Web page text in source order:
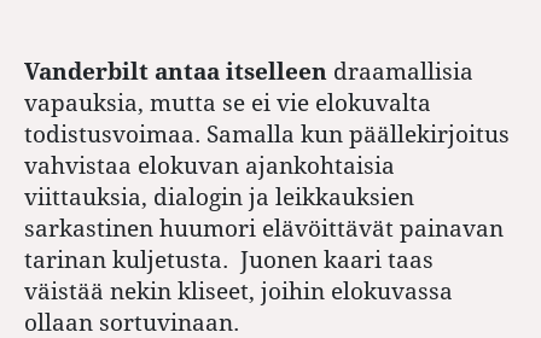
Vanderbilt antaa itselleen draamallisia
vapauksia, mutta se ei vie elokuvalta
todistusvoimaa. Samalla kun päällekirjoitus
vahvistaa elokuvan ajankohtaisia
viittauksia, dialogin ja leikkauksien
sarkastinen huumori elävöittävät painavan
tarinan kuljetusta. Juonen kaari taas
väistää nekin kliseet, joihin elokuvassa
ollaan sortuvinaan.